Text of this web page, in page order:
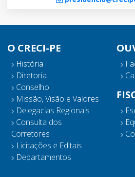
O CRECI-PE
História
Diretoria
Conselho
Missão, Visão e Valores
Delegacias Regionais
Consulta dos
Corretores
Licitações e Editais
Departamentos